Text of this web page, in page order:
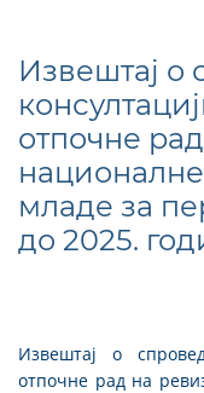
Извештај о
отпочне
националне
младе за
до 2025.
Извештај о
отпочне рад на